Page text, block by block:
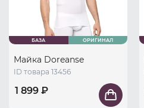
БАЗА ОРИГИНАЛ
Майка Doreanse
ID товара 13456
1 899 ₽